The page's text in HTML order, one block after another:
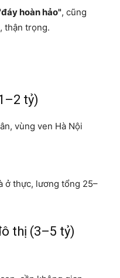
hoàn hảo", cũng
thận trọng.
tỷ)
vùng ven Hà Nội
ở thực, lương tổng 25–
thị (3–5 tỷ)